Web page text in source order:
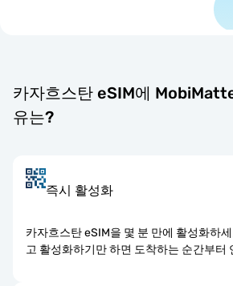
카자흐스탄 eSIM에
유는?
즉시 활성화
카자흐스탄 eSIM을 몇 분 만에 활성화하
고 활성화하기만 하면 도착하는 순간부터